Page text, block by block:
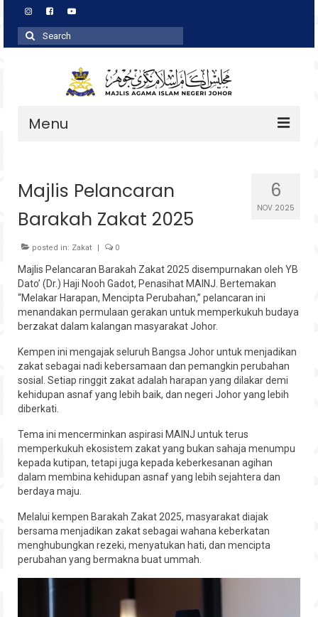
Search
for:
Menu
Zakat
Agihan
Wakaf
Baitulmal
Pembangunan Asnaf
6
NOV 2025
Majlis Pelancaran
Barakah Zakat 2025
posted in: Zakat | 0
Majlis Pelancaran Barakah Zakat 2025 disempurnakan oleh YB
Dato’ (Dr.) Haji Nooh Gadot, Penasihat MAINJ. Bertemakan
“Melakar Harapan, Mencipta Perubahan,” pelancaran ini
menandakan permulaan gerakan untuk memperkukuh budaya
berzakat dalam kalangan masyarakat Johor.
Kempen ini mengajak seluruh Bangsa Johor untuk menjadikan
zakat sebagai nadi kebersamaan dan pemangkin perubahan
sosial. Setiap ringgit zakat adalah harapan yang dilakar demi
kehidupan asnaf yang lebih baik, dan negeri Johor yang lebih
diberkati.
Tema ini mencerminkan aspirasi MAINJ untuk terus
memperkukuh ekosistem zakat yang bukan sahaja menumpu
kepada kutipan, tetapi juga kepada keberkesanan agihan
dalam membina kehidupan asnaf yang lebih sejahtera dan
berdaya maju.
Melalui kempen Barakah Zakat 2025, masyarakat diajak
bersama menjadikan zakat sebagai wahana keberkatan
menghubungkan rezeki, menyatukan hati, dan mencipta
perubahan yang bermakna buat ummah.